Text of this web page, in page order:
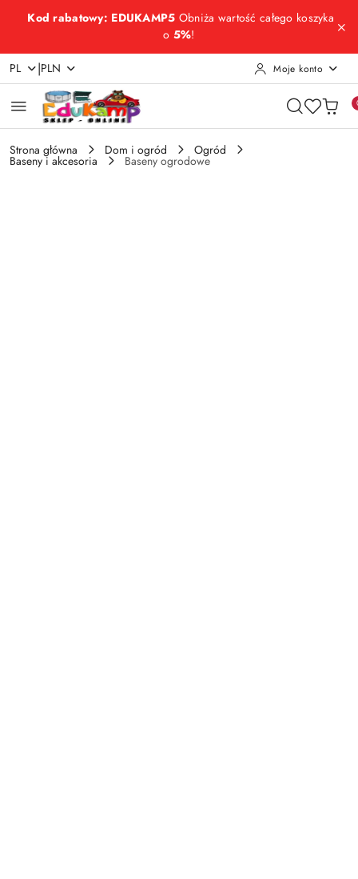
Przejdź do treści głównej
Przejdź do wyszukiwarki
Przejdź do moje konto
Przejdź do menu głównego
Przejdź do opisu produktu
Przejdź do stopki
Kod rabatowy: EDUKAMP5 Obniża wartość całego koszyka
o 5%!
PL |PLN Moje konto
Strona główna Dom i ogród Ogród
Baseny i akcesoria Baseny ogrodowe